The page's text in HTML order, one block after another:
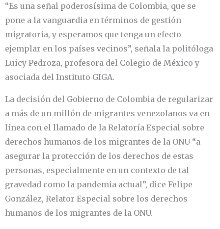
“Es una señal poderosísima de Colombia, que se
pone a la vanguardia en términos de gestión
migratoria, y esperamos que tenga un efecto
ejemplar en los países vecinos”, señala la politóloga
Luicy Pedroza, profesora del Colegio de México y
asociada del Instituto GIGA.
La decisión del Gobierno de Colombia de regularizar
a más de un millón de migrantes venezolanos va en
línea con el llamado de la Relatoría Especial sobre
derechos humanos de los migrantes de la ONU “a
asegurar la protección de los derechos de estas
personas, especialmente en un contexto de tal
gravedad como la pandemia actual”, dice Felipe
González, Relator Especial sobre los derechos
humanos de los migrantes de la ONU.